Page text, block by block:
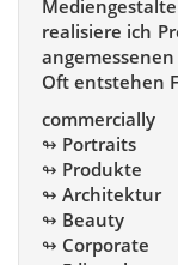
realisiere ich
Oft entstehen
commercially
↬ Portraits
↬ Produkte
↬ Architektur
↬ Beauty
↬ Corporate